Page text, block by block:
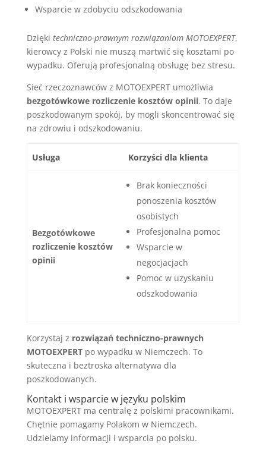
Wsparcie w zdobyciu odszkodowania
Dzięki techniczno-prawnym rozwiązaniom MOTOEXPERT,
kierowcy z Polski nie muszą martwić się kosztami po
wypadku. Oferują profesjonalną obsługę bez stresu.
Sieć rzeczoznawców z MOTOEXPERT umożliwia
bezgotówkowe rozliczenie kosztów opinii. To daje
poszkodowanym spokój, by mogli skoncentrować się
na zdrowiu i odszkodowaniu.
Usługa Korzyści dla klienta
Bezgotówkowe
rozliczenie kosztów
opinii
Brak konieczności
ponoszenia kosztów
osobistych
Profesjonalna pomoc
Wsparcie w
negocjacjach
Pomoc w uzyskaniu
odszkodowania
Korzystaj z rozwiązań techniczno-prawnych
MOTOEXPERTpo wypadku w Niemczech. To
skuteczna i beztroska alternatywa dla
poszkodowanych.
Kontakt i wsparcie w języku polskim
MOTOEXPERT ma centralę z polskimi pracownikami.
Chętnie pomagamy Polakom w Niemczech.
Udzielamy informacji i wsparcia po polsku.